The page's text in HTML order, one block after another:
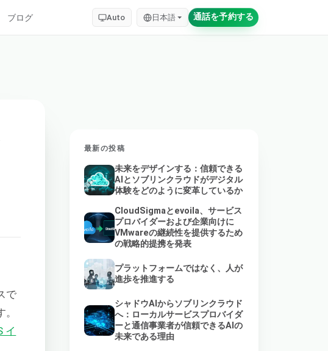
ブログ Auto 日本語 通話を予約する
で
イ
最新の投稿
未来をデザインする：信頼できる
AIとソブリンクラウドがデジタル
体験をどのように変革しているか
CloudSigmaとevoila、サービス
プロバイダーおよび企業向けに
VMwareの継続性を提供するため
の戦略的提携を発表
プラットフォームではなく、人が
進歩を推進する
シャドウAIからソブリンクラウド
へ：ローカルサービスプロバイダ
ーと通信事業者が信頼できるAIの
未来である理由